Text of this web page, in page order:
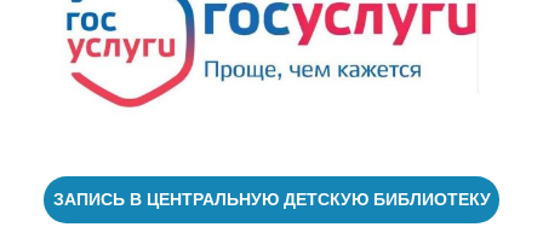
ЗАПИСЬ В ЦЕНТРАЛЬНУЮ ДЕТСКУЮ БИБЛИОТЕКУ